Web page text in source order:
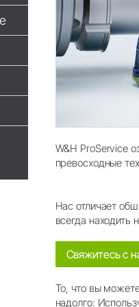
W&H ProService
превосходные
Нас отличает
всегда
Свяжитесь с
То, что вы
надолго: